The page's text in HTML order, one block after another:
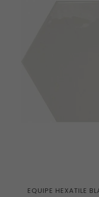
EQUIPE HEXATILE